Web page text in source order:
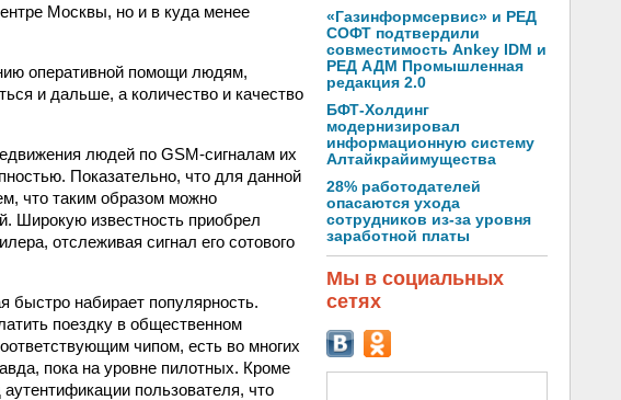
Москвы, но и в куда менее
оперативной помощи людям,
и дальше, а количество и качество
людей по GSM-сигналам их
Показательно, что для данной
что таким образом можно
Широкую известность приобрел
отслеживая сигнал его сотового
быстро набирает популярность.
поездку в общественном
чипом, есть во многих
пока на уровне пилотных. Кроме
пользователя, что
«Газинформсервис» и РЕД
СОФТ подтвердили
совместимость Ankey IDM и
РЕД АДМ Промышленная
редакция 2.0
БФТ-Холдинг
модернизировал
информационную систему
Алтайкрайимущества
28% работодателей
опасаются ухода
сотрудников из-за уровня
заработной платы
Мы в социальных
сетях